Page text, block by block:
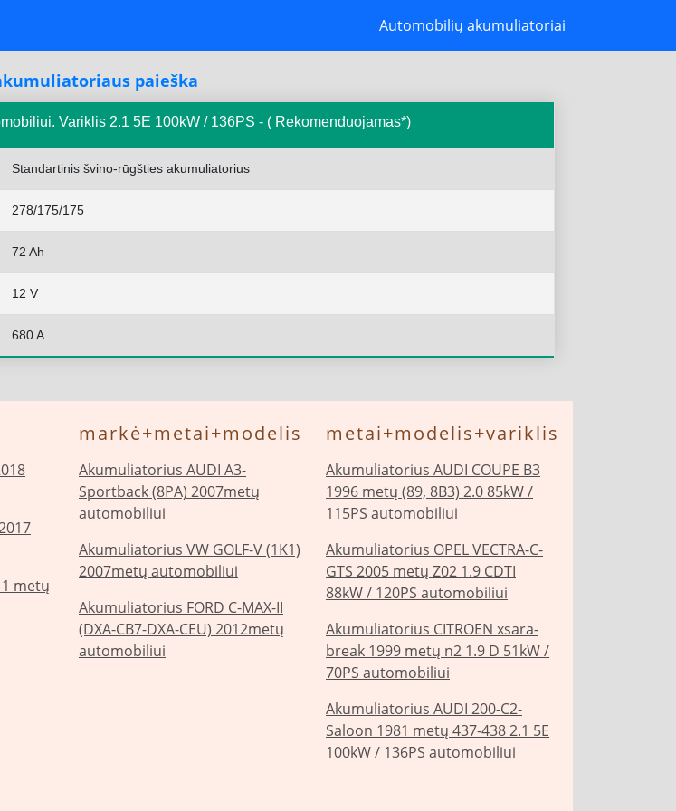
Automobilių akumuliatoriai
paieška
Variklis 2.1 5E 100kW / 136PS - ( Rekomenduojamas*)
Standartinis švino-rūgšties akumuliatorius
278/175/175
72 Ah
12 V
680 A
metų
markė+metai+modelis
Akumuliatorius AUDI A3-
Sportback (8PA) 2007metų
automobiliui
Akumuliatorius VW GOLF-V (1K1)
2007metų automobiliui
Akumuliatorius FORD C-MAX-II
(DXA-CB7-DXA-CEU) 2012metų
automobiliui
metai+modelis+variklis
Akumuliatorius AUDI COUPE B3
1996 metų (89, 8B3) 2.0 85kW /
115PS automobiliui
Akumuliatorius OPEL VECTRA-C-
GTS 2005 metų Z02 1.9 CDTI
88kW / 120PS automobiliui
Akumuliatorius CITROEN xsara-
break 1999 metų n2 1.9 D 51kW /
70PS automobiliui
Akumuliatorius AUDI 200-C2-
Saloon 1981 metų 437-438 2.1 5E
100kW / 136PS automobiliui